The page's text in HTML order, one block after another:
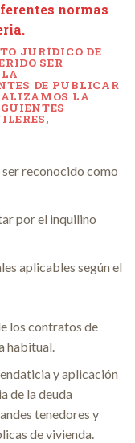
normas
JURÍDICO DE
SER
DE PUBLICAR
LA
reconocido como
por el inquilino
aplicables según el
los contratos de
habitual.
y aplicación
de la deuda
tenedores y
de vivienda.